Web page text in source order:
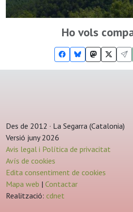
Ho vols
Des de 2012 · La Segarra (Catalonia)
Versió juny 2026
Avis legal i Política de privacitat
Avís de cookies
Edita consentiment de cookies
Mapa web | Contactar
Realització: cdnet